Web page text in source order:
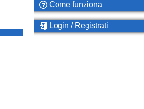
Come funziona
Login / Registrati